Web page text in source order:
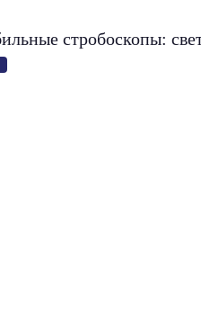
стробоскопы: